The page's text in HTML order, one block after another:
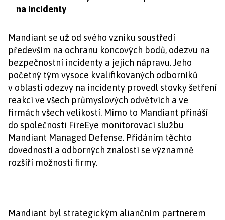
na incidenty
Mandiant se už od svého vzniku soustředí
především na ochranu koncových bodů, odezvu na
bezpečnostní incidenty a jejich nápravu. Jeho
početný tým vysoce kvalifikovaných odborníků
v oblasti odezvy na incidenty provedl stovky šetření
reakcí ve všech průmyslových odvětvích a ve
firmách všech velikostí. Mimo to Mandiant přináší
do společnosti FireEye monitorovací službu
Mandiant Managed Defense. Přidáním těchto
dovedností a odborných znalostí se významně
rozšíří možnosti firmy.
Mandiant byl strategickým aliančním partnerem